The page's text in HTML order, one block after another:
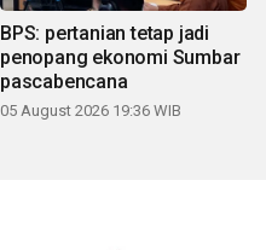
BPS: pertanian tetap jadi
penopang ekonomi Sumbar
pascabencana
05 August 2026 19:36 WIB